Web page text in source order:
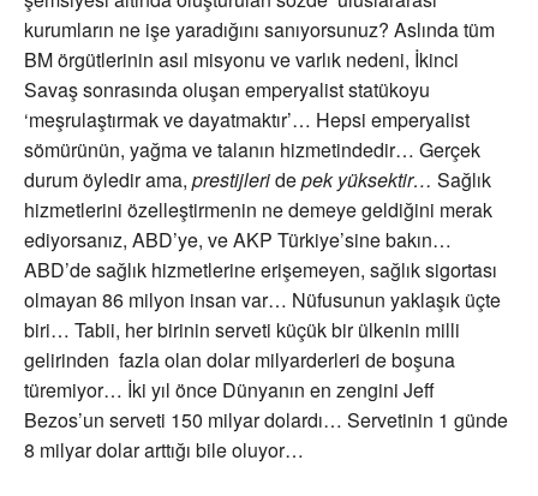
kurumların ne işe yaradığını sanıyorsunuz? Aslında tüm
BM örgütlerinin asıl misyonu ve varlık nedeni, İkinci
Savaş sonrasında oluşan emperyalist statükoyu
‘meşrulaştırmak ve dayatmaktır’… Hepsi emperyalist
sömürünün, yağma ve talanın hizmetindedir… Gerçek
durum öyledir ama, prestijleridepek yüksektir… Sağlık
hizmetlerini özelleştirmenin ne demeye geldiğini merak
ediyorsanız, ABD’ye, ve AKP Türkiye’sine bakın…
ABD’de sağlık hizmetlerine erişemeyen, sağlık sigortası
olmayan 86 milyon insan var… Nüfusunun yaklaşık üçte
biri… Tabii, her birinin serveti küçük bir ülkenin milli
gelirinden fazla olan dolar milyarderleri de boşuna
türemiyor… İki yıl önce Dünyanın en zengini Jeff
Bezos’un serveti 150 milyar dolardı… Servetinin 1 günde
8 milyar dolar arttığı bile oluyor…